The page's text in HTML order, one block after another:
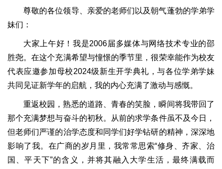
尊敬的各位领导、亲爱的老师们以及朝气蓬勃的学弟学
妹们：
大家上午好！我是2006届多媒体与网络技术专业的邵
胜尧。在这个充满希望与憧憬的季节里，很荣幸能作为校友
代表应邀参加母校2024级新生开学典礼，与各位学弟学妹
共同见证新学年的启航，我的内心充满了激动与感慨。
重返校园，熟悉的道路、青春的笑脸，瞬间将我带回了
那个充满梦想与奋斗的初秋。从前的求学条件虽不及今日，
但老师们严谨的治学态度和同学们好学钻研的精神，深深地
影响了我。在广商的岁月里，我常常思索“修身、齐家、治
国、平天下”的含义，并将其融入大学生活，最终满载而